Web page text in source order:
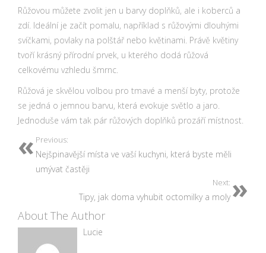
Růžovou můžete zvolit jen u barvy doplňků, ale i koberců a
zdí. Ideální je začít pomalu, například s růžovými dlouhými
svíčkami, povlaky na polštář nebo květinami. Právě květiny
tvoří krásný přírodní prvek, u kterého dodá růžová
celkovému vzhledu šmrnc.
Růžová je skvělou volbou pro tmavé a menší byty, protože
se jedná o jemnou barvu, která evokuje světlo a jaro.
Jednoduše vám tak pár růžových doplňků prozáří místnost.
Previous:
Nejšpinavější místa ve vaší kuchyni, která byste měli
umývat častěji
Next:
Tipy, jak doma vyhubit octomilky a moly
About The Author
Lucie